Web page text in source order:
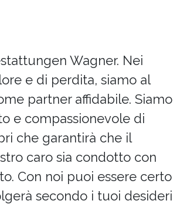
Wagner. Nei
e di perdita, siamo al
partner affidabile. Siamo
e compassionevole di
che garantirà che il
caro sia condotto con
Con noi puoi essere certo
secondo i tuoi desideri